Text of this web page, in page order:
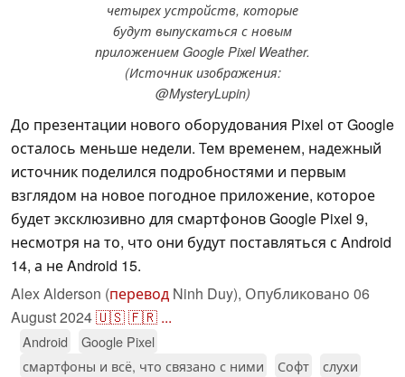
четырех устройств, которые
будут выпускаться с новым
приложением Google Pixel Weather.
(Источник изображения:
@MysteryLupin)
До презентации нового оборудования Pixel от Google
осталось меньше недели. Тем временем, надежный
источник поделился подробностями и первым
взглядом на новое погодное приложение, которое
будет эксклюзивно для смартфонов Google Pixel 9,
несмотря на то, что они будут поставляться с Android
14, а не Android 15.
Alex Alderson (перевод Ninh Duy), Опубликовано 06
August 2024🇺🇸🇫🇷 ...
Android
Google Pixel
смартфоны и всё, что связано с ними
Софт слухи